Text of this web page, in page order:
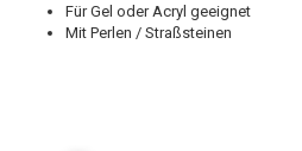
Für Gel oder Acryl geeignet
Mit Perlen / Straßsteinen